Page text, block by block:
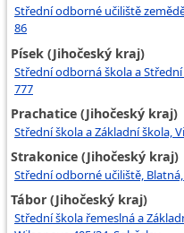
Střední odborné učiliště
86
Písek (Jihočeský kraj)
Střední odborná škola a
777
Prachatice (Jihočeský kraj)
Střední škola a Základní škola,
Strakonice (Jihočeský kraj)
Střední odborné učiliště,
Tábor (Jihočeský kraj)
Střední škola řemeslná a